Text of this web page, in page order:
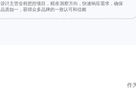
设计主管全程把控项目，精准洞察方向，快速响应需求，确保
品质如一，获得众多品牌的一致认可和信赖
作